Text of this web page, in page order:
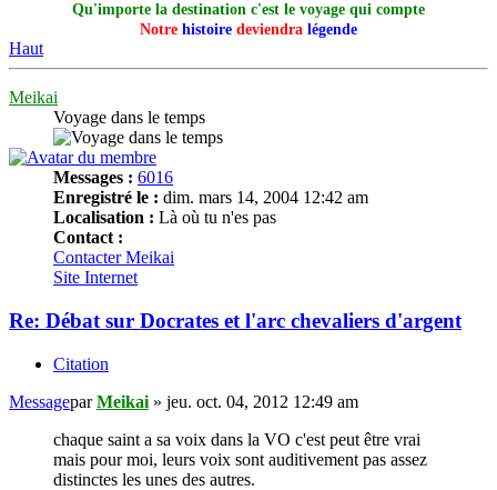
Qu'importe la destination c'est le voyage qui compte
Notre histoire deviendra légende
Haut
Meikai
Voyage dans le temps
Messages : 6016
Enregistré le : dim. mars 14, 2004 12:42 am
Localisation : Là où tu n'es pas
Contact :
Contacter Meikai
Site Internet
Re: Débat sur Docrates et l'arc chevaliers d'argent
Citation
MessageparMeikai » jeu. oct. 04, 2012 12:49 am
chaque saint a sa voix dans la VO c'est peut être vrai
mais pour moi, leurs voix sont auditivement pas assez
distinctes les unes des autres.